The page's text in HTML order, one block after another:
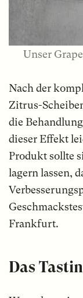
Unser
Nach der
Zitrus-
die
dieser Effekt
Produkt sollte
lagern lassen,
Frankfurt.
Das